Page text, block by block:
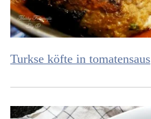
Turkse köfte in tomatensaus